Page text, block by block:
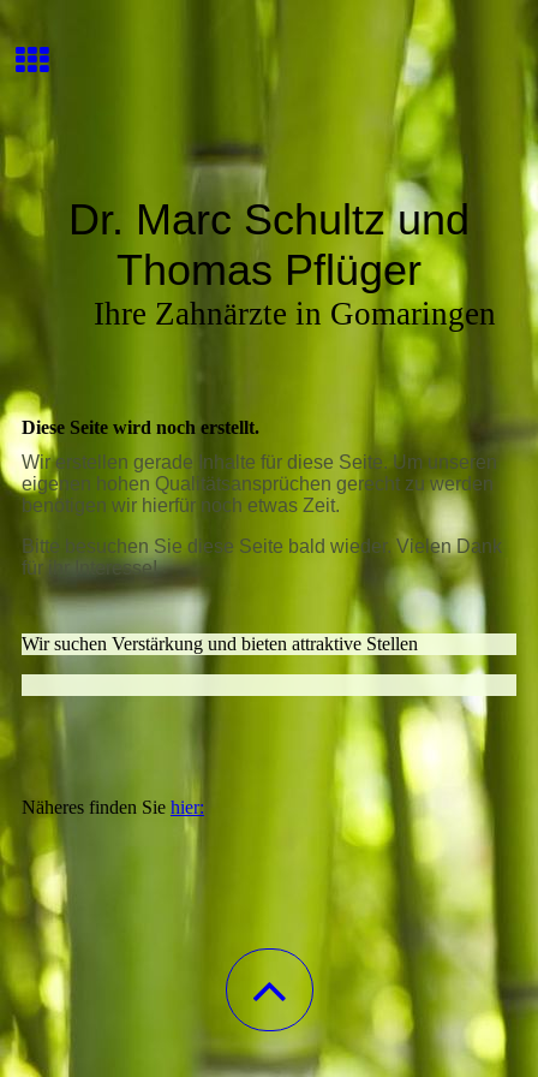
Dr. Marc Schultz und
Thomas Pflüger
Ihre Zahnärzte in Gomaringen
Diese Seite wird noch erstellt.
Wir erstellen gerade Inhalte für diese Seite. Um unseren
eigenen hohen Qualitätsansprüchen gerecht zu werden
benötigen wir hierfür noch etwas Zeit.
Bitte besuchen Sie diese Seite bald wieder. Vielen Dank
für ihr Interesse!
Wir suchen Verstärkung und bieten attraktive Stellen
Näheres finden Sie hier: